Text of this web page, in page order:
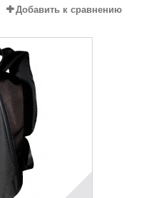
Добавить к сравнению